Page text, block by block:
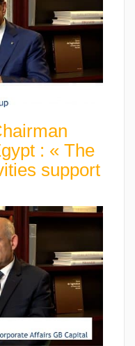
: « The
support